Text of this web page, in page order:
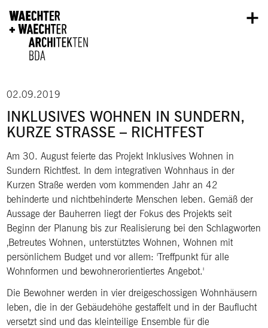
02.09.2019
INKLUSIVES WOHNEN IN SUNDERN,
KURZE STRASSE – RICHTFEST
Am 30. August feierte das Projekt Inklusives Wohnen in
Sundern Richtfest. In dem integrativen Wohnhaus in der
Kurzen Straße werden vom kommenden Jahr an 42
behinderte und nichtbehinderte Menschen leben. Gemäß der
Aussage der Bauherren liegt der Fokus des Projekts seit
Beginn der Planung bis zur Realisierung bei den Schlagworten
‚Betreutes Wohnen, unterstütztes Wohnen, Wohnen mit
persönlichem Budget und vor allem: 'Treffpunkt für alle
Wohnformen und bewohnerorientiertes Angebot.'
Die Bewohner werden in vier dreigeschossigen Wohnhäusern
leben, die in der Gebäudehöhe gestaffelt und in der Bauflucht
versetzt sind und das kleinteilige Ensemble für die